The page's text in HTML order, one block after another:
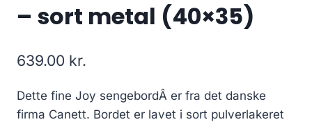
– sort metal (40×35)
639.00 kr.
Dette fine Joy sengebordÂ er fra det danske
firma Canett. Bordet er lavet i sort pulverlakeret